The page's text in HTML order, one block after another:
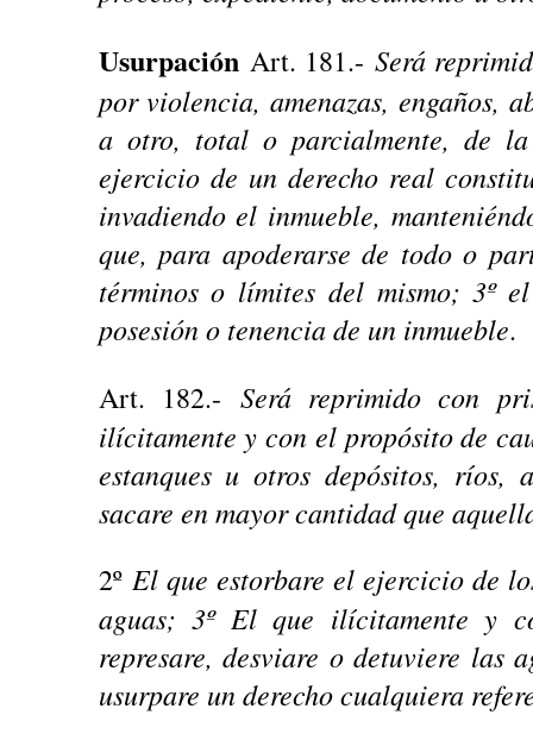
UsurpaciónArt. 181.- Será
por violencia, amenazas, engaños,
a otro, total o parcialmente, de
ejercicio de un derecho real
invadiendo el inmueble,
que, para apoderarse de todo o
términos o límites del mismo; 3º
posesión o tenencia de un inmueble.
Art. 182.- Será reprimido con
ilícitamente y con el propósito de
estanques u otros depósitos, ríos,
sacare en mayor cantidad que
2º El que estorbare el ejercicio de
aguas; 3º El que ilícitamente y
represare, desviare o detuviere las
usurpare un derecho cualquiera